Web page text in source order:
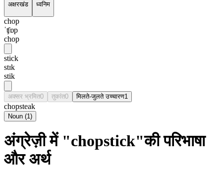
अक्षरखंड ध्वनिम
chop
ˈʧɒp
chop
stick
stɪk
stik
अक्सर भ्रमित0 तुकांत0 मिलते-जुलते उच्चारण1
chopsteak
Noun (1)
अंग्रेज़ी में "chopstick"की परिभाषा
और अर्थ